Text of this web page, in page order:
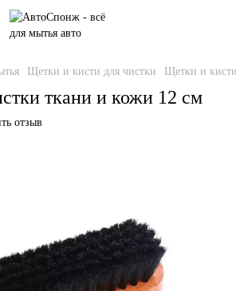
Щетки и кисти для чистки Щетки и
ткани и кожи 12 см
отзыв